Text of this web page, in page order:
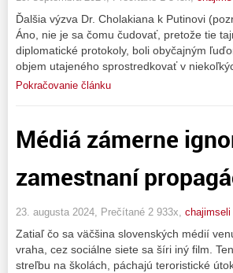
Ďalšia výzva Dr. Cholakiana k Putinovi
Áno, nie je sa čomu čudovať, pretože tie
diplomatické protokoly, boli obyčajným
objem utajeného sprostredkovať v
Pokračovanie článku
Médiá zámerne
zamestnaní
23. augusta 2024, Prečítané 2 933x, chajimseli
Zatiaľ čo sa väčšina slovenských médií
vraha, cez sociálne siete sa šíri iný film.
streľbu na školách, páchajú teroristické